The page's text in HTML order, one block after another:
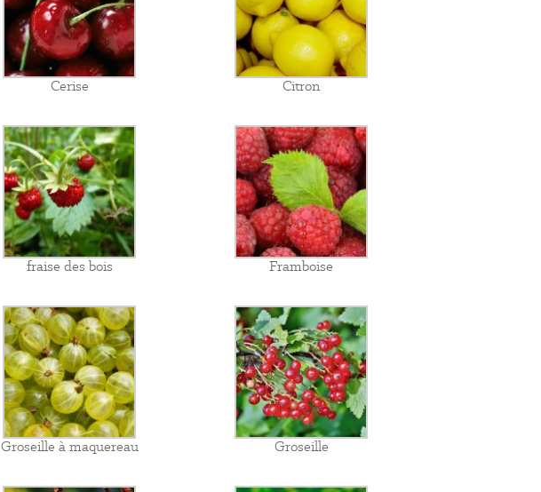
Cerise Citron
fraise des bois Framboise
Groseille à maquereau Groseille